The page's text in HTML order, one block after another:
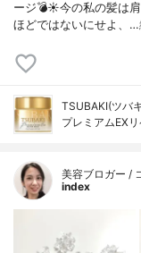
ージ💣☀️⁡⁡今の私の髪は
ほどではないにせよ、…
TSUBAKI(ツバ
プレミアムEX
美容ブロガー /
index